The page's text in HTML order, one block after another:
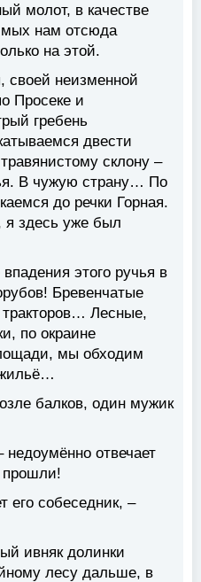
молот, в качестве
нам отсюда
на этой.
неизменной
Просеке и
гребень
двести
склону –
В чужую страну… По
до речки Горная.
я здесь уже был
этого ручья в
Бревенчатые
Лесные,
по окраине
мы обходим
жильё…
балков, один мужик
отвечает
прошли!
его собеседник, –
ивняк долинки
лесу дальше, в